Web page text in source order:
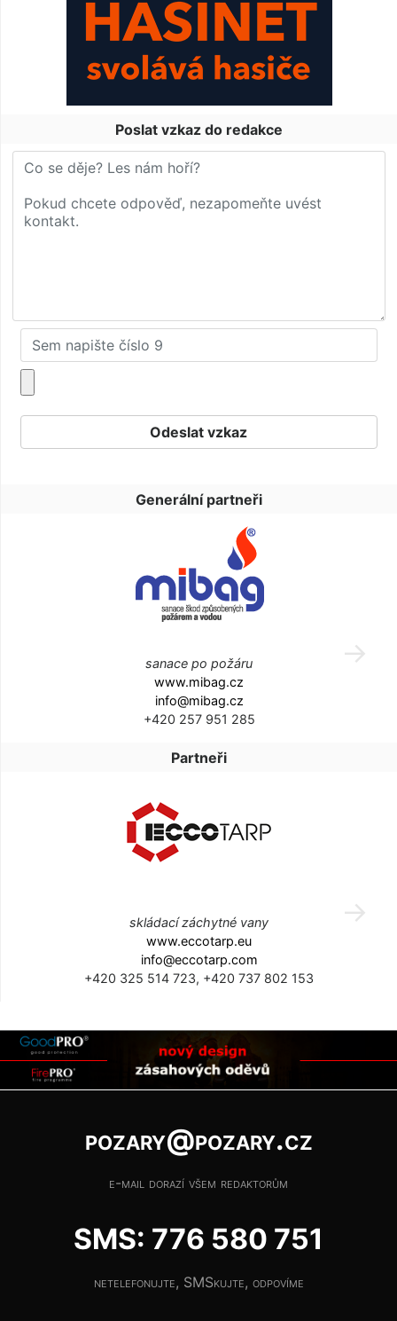
Poslat vzkaz do redakce
Generální partneři
sanace po požáru
www.mibag.cz
info@mibag.cz
+420 257 951 285
Partneři
skládací záchytné vany
www.eccotarp.eu
info@eccotarp.com
+420 325 514 723, +420 737 802 153
pozary@pozary.cz
e-mail dorazí všem redaktorům
SMS: 776 580 751
netelefonujte, SMSkujte, odpovíme